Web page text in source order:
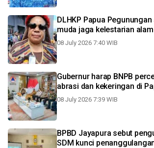
DLHKP Papua
muda jaga kelestarian alam
08 July 2026 7:40 WIB
Gubernur harap BNPB
abrasi dan kekeringan di
08 July 2026 7:39 WIB
BPBD Jayapura sebut
SDM kunci